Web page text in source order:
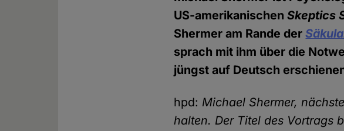
US-amerikanischenSkeptics
Shermer am Rande der
sprach mit ihm über die
jüngst auf Deutsch
hpd: Michael Shermer,
halten. Der Titel des Vortrags